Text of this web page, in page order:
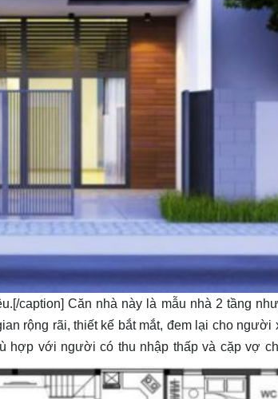
caption] Căn nhà này là mẫu nhà 2 tầng
rộng rãi, thiết kế bắt mắt, đem lại cho người
hợp với người có thu nhập thấp và cặp vợ